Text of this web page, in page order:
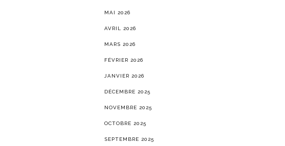
MAI 2026
AVRIL 2026
MARS 2026
FÉVRIER 2026
JANVIER 2026
DÉCEMBRE 2025
NOVEMBRE 2025
OCTOBRE 2025
SEPTEMBRE 2025